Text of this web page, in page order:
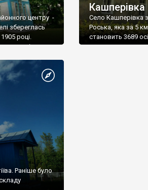
центру -
збереглась
році.
дзвінницею.
Кашперівка
Село Кашперівка
Роська, яка за 5
становить 3689
Раніше було